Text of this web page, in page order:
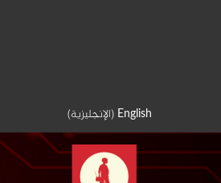
English
(الإنجليزية)